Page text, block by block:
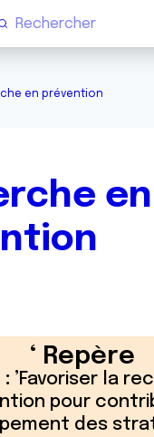
en prévention
en
Repère
:
Favoriser la
pour
des